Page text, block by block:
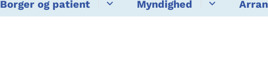
Borger og patient Myndighed